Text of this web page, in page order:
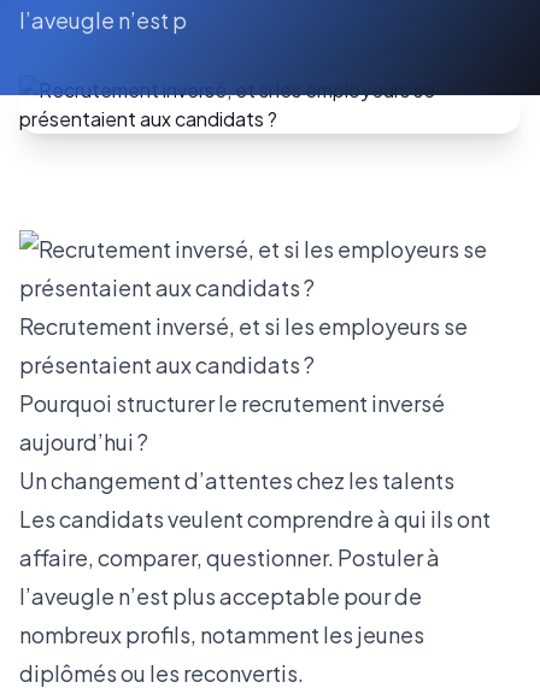
l’aveugle n’est p
Recrutement inversé, et si les employeurs se
présentaient aux candidats ?
Pourquoi structurer le recrutement inversé
aujourd’hui ?
Un changement d’attentes chez les talents
Les candidats veulent comprendre à qui ils ont
affaire, comparer, questionner. Postuler à
l’aveugle n’est plus acceptable pour de
nombreux profils, notamment les jeunes
diplômés ou les reconvertis.